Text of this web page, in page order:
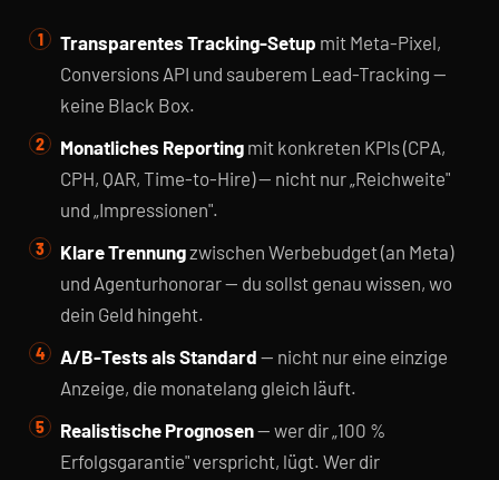
Transparentes Tracking-Setup mit Meta-Pixel,
Conversions API und sauberem Lead-Tracking —
keine Black Box.
Monatliches Reporting mit konkreten KPIs (CPA,
CPH, QAR, Time-to-Hire) — nicht nur „Reichweite"
und „Impressionen".
Klare Trennungzwischen Werbebudget (an Meta)
und Agenturhonorar — du sollst genau wissen, wo
dein Geld hingeht.
A/B-Tests als Standard — nicht nur eine einzige
Anzeige, die monatelang gleich läuft.
Realistische Prognosen— wer dir „100 %
Erfolgsgarantie" verspricht, lügt. Wer dir